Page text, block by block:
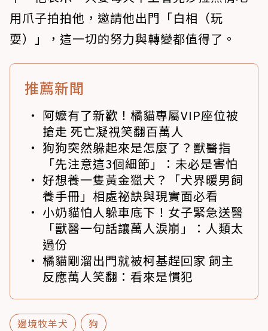
用爪子拍拍他，邀請他出門「白相（玩
耍）」，這一切的努力與轉變都值得了。
推薦新聞
阿嬤有了新歡！橘貓專屬VIP座位被
搶走 死亡凝視笑翻百萬人
狗狗突然躲起來是怎麼了？獸醫指
「先注意這3個細節」：未必是害怕
好想養一隻黃金獵犬？「犬界暖男飼
養手冊」相處祕訣與現實面必看
小奶貓怕人躲車底下！女子緊急送醫
「獸醫一句話讓萬人淚崩」：人類太
過份
橘貓剛溜出門就被柯基趕回家 飼主
反應萬人笑翻：看來是慣犯
邊境牧羊犬 狗